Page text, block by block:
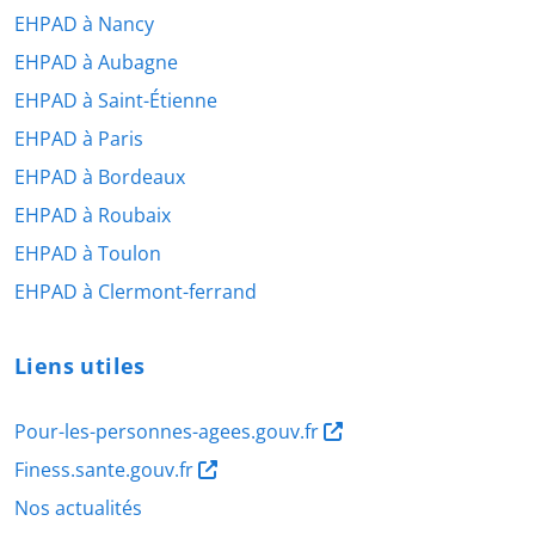
EHPAD à Nancy
EHPAD à Aubagne
EHPAD à Saint-Étienne
EHPAD à Paris
EHPAD à Bordeaux
EHPAD à Roubaix
EHPAD à Toulon
EHPAD à Clermont-ferrand
Liens utiles
Pour-les-personnes-agees.gouv.fr
Finess.sante.gouv.fr
Nos actualités